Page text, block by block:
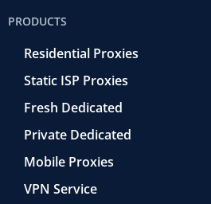
o
o
k
e
t
r
o
PRODUCTS
Residential Proxies
Static ISP Proxies
Fresh Dedicated
Private Dedicated
Mobile Proxies
VPN Service